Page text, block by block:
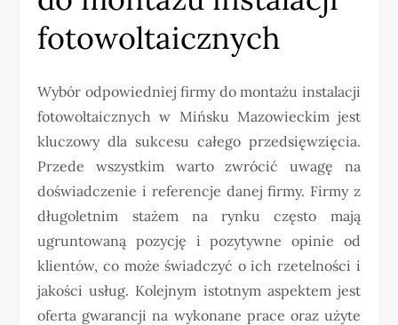
fotowoltaicznych
Wybór odpowiedniej firmy do montażu instalacji
fotowoltaicznych w Mińsku Mazowieckim jest
kluczowy dla sukcesu całego przedsięwzięcia.
Przede wszystkim warto zwrócić uwagę na
doświadczenie i referencje danej firmy. Firmy z
długoletnim stażem na rynku często mają
ugruntowaną pozycję i pozytywne opinie od
klientów, co może świadczyć o ich rzetelności i
jakości usług. Kolejnym istotnym aspektem jest
oferta gwarancji na wykonane prace oraz użyte